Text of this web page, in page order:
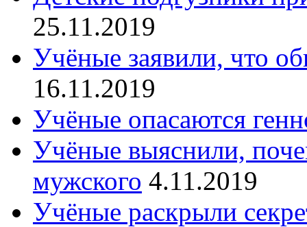
25.11.2019
Учёные заявили, что
16.11.2019
Учёные опасаются
Учёные выяснили,
мужского 4.11.2019
Учёные раскрыли